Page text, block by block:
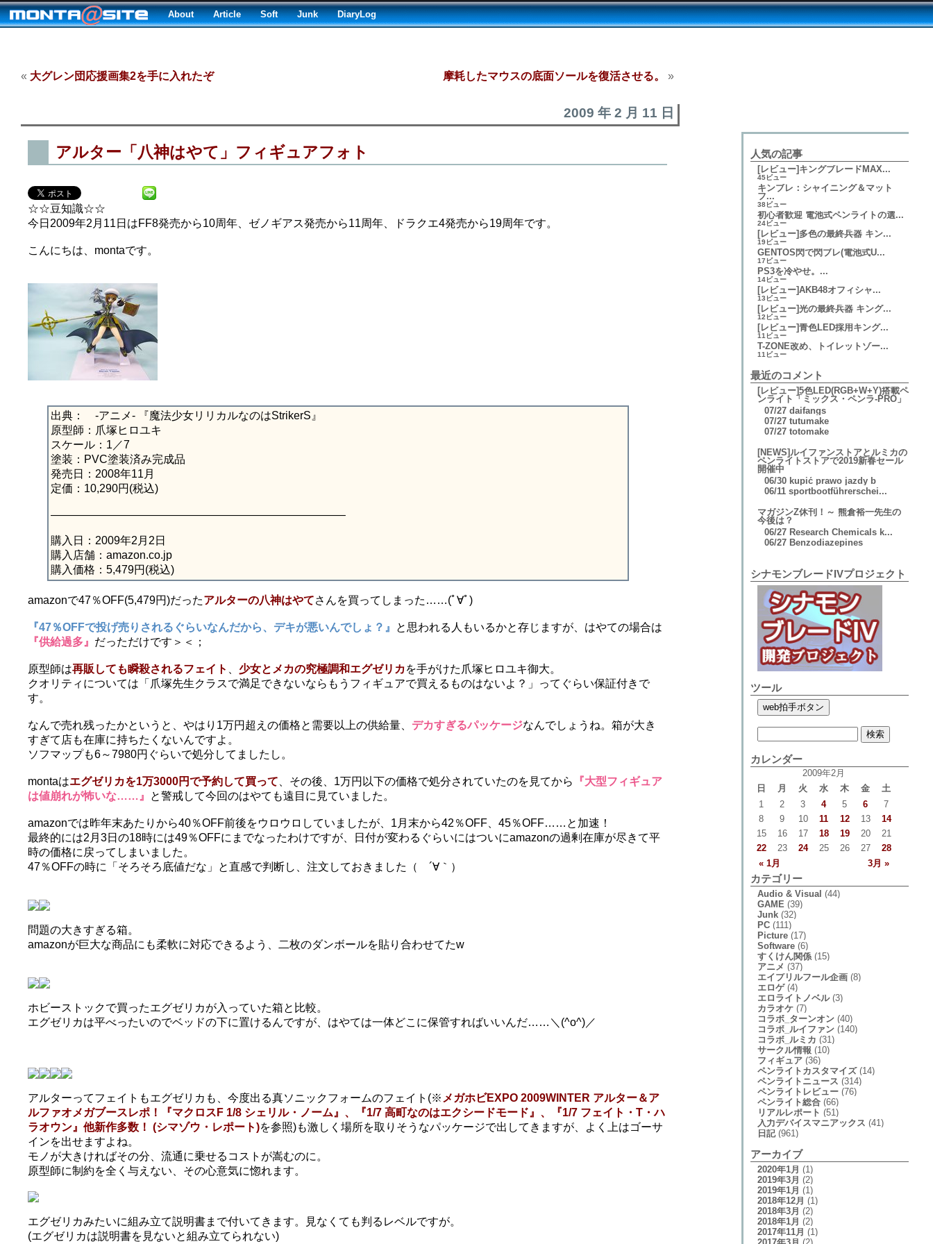
About Article Soft Junk DiaryLog
« 大グレン団応援画集2を手に入れたぞ 摩耗したマウスの底面ソールを復活させる。 »
2009 年 2 月 11 日
アルター「八神はやて」フィギュアフォト
☆☆豆知識☆☆
今日2009年2月11日はFF8発売から10周年、ゼノギアス発売から11周年、ドラクエ4発売から19周年です。
こんにちは、montaです。
出典： -アニメ- 『魔法少女リリカルなのはStrikerS』
原型師：爪塚ヒロユキ
スケール：1／7
塗装：PVC塗装済み完成品
発売日：2008年11月
定価：10,290円(税込)
——————————————————————————–
購入日：2009年2月2日
購入店舗：amazon.co.jp
購入価格：5,479円(税込)
amazonで47％OFF(5,479円)だったアルターの八神はやてさんを買ってしまった……(ﾟ∀ﾟ)
『47％OFFで投げ売りされるぐらいなんだから、デキが悪いんでしょ？』
と思われる人もいるかと存じますが、はやての場合は
『供給過多』 だっただけです＞＜；
原型師は再販しても瞬殺されるフェイト 少女とメカの究極調和エグゼリカを手がけた爪塚ヒロユキ御大。
クオリティについては「爪塚先生クラスで満足できないならもうフィギュアで買えるものはないよ？」ってぐらい保証付きで
す。
なんで売れ残ったかというと、やはり1万円超えの価格と需要以上の供給量、 デカすぎるパッケージなんでしょうね。箱が大き
すぎて店も在庫に持ちたくないんですよ。
ソフマップも6～7980円ぐらいで処分してましたし。
montaはエグゼリカを1万3000円で予約して買って 、その後、1万円以下の価格で処分されていたのを見てから
『大型フィギュア
は値崩れが怖いな……』
と警戒して今回のはやても遠目に見ていました。
amazonでは昨年末あたりから40％OFF前後をウロウロしていましたが、1月末から42％OFF、45％OFF……と加速！
最終的には2月3日の18時には49％OFFにまでなったわけですが、日付が変わるぐらいにはついにamazonの過剰在庫が尽きて平
時の価格に戻ってしまいました。
47％OFFの時に「そろそろ底値だな」と直感で判断し、注文しておきました（ ´∀｀）
問題の大きすぎる箱。
amazonが巨大な商品にも柔軟に対応できるよう、二枚のダンボールを貼り合わせてたw
ホビーストックで買ったエグゼリカが入っていた箱と比較。
エグゼリカは平べったいのでベッドの下に置けるんですが、はやては一体どこに保管すればいいんだ……＼(^o^)／
アルターってフェイトもエグゼリカも、今度出る真ソニックフォームのフェイト(※ メガホビEXPO 2009WINTER アルター＆ア
ルファオメガブースレポ！『マクロスF 1/8 シェリル・ノーム』、『1/7 高町なのはエクシードモード』、『1/7 フェイト・T・ハ
ラオウン』他新作多数！ (シマゾウ・レポート)を参照)も激しく場所を取りそうなパッケージで出してきますが、よく上はゴーサ
インを出せますよね。
モノが大きければその分、流通に乗せるコストが嵩むのに。
原型師に制約を全く与えない、その心意気に惚れます。
エグゼリカみたいに組み立て説明書まで付いてきます。見なくても判るレベルですが。
(エグゼリカは説明書を見ないと組み立てられない)
人気の記事
[レビュー]キングブレードMAX...
45ビュー
キンブレ：シャイニング＆マット
フ...
38ビュー
初心者歓迎 電池式ペンライトの選...
24ビュー
[レビュー]多色の最終兵器 キン...
19ビュー
GENTOS閃で閃ブレ(電池式U...
17ビュー
PS3を冷やせ。...
14ビュー
[レビュー]AKB48オフィシャ...
13ビュー
[レビュー]光の最終兵器 キング...
12ビュー
[レビュー]青色LED採用キング...
11ビュー
T-ZONE改め、トイレットゾー...
11ビュー
最近のコメント
[レビュー]5色LED(RGB+W+Y)搭載ペ
ンライト「ミックス・ペンラ-PRO」
07/27 daifangs
07/27 tutumake
07/27 totomake
[NEWS]ルイファンストアとルミカの
ペンライトストアで2019新春セール
開催中
06/30 kupić prawo jazdy b
06/11 sportbootführerschei...
マガジンZ休刊！～ 熊倉裕一先生の
今後は？
06/27 Research Chemicals k...
06/27 Benzodiazepines
シナモンブレードIVプロジェクト
ツール
カレンダー
2009年2月
日
月 火 水 木 金 土
« 1月 3月 »
1 2 3 4 5 6
7
8
9 10 11 12 13
14
15
16 17 18 19 20
21
22
23 24 25 26 27 28
カテゴリー
Audio & Visual (44)
GAME (39)
Junk(32)
PC(111)
Picture(17)
Software(6)
すくけん関係(15)
アニメ (37)
エイプリルフール企画(8)
エロゲ(4)
エロライトノベル(3)
カラオケ(7)
コラボ_ターンオン(40)
コラボ_ルイファン(140)
コラボ_ルミカ (31)
サークル情報 (10)
フィギュア(36)
ペンライトカスタマイズ(14)
ペンライトニュース (314)
ペンライトレビュー(76)
ペンライト総合(66)
リアルレポート (51)
入力デバイスマニアックス (41)
日記(961)
アーカイブ
2020年1月 (1)
2019年3月 (2)
2019年1月 (1)
2018年12月 (1)
2018年3月 (2)
2018年1月 (2)
2017年11月 (1)